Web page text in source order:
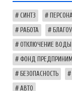
СИНТЗ
РАБОТА
ОТКЛЮЧЕНИЕ ВОДЫ
ФОНД
БЕЗОПАСНОСТЬ
АВТО